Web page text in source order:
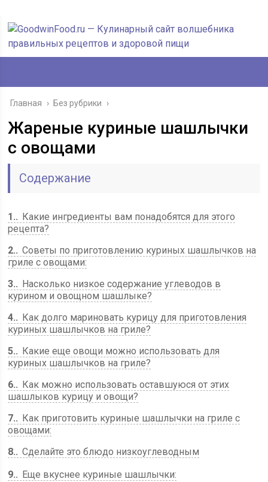
Главная › Без рубрики ›
Жареные куриные шашлычки
с овощами
Содержание
1.
Какие ингредиенты вам понадобятся для этого
рецепта?
2.
Советы по приготовлению куриных шашлычков на
гриле с овощами:
3.
Насколько низкое содержание углеводов в
курином и овощном шашлыке?
4.
Как долго мариновать курицу для приготовления
куриных шашлычков на гриле?
5.
Какие еще овощи можно использовать для
куриных шашлычков на гриле?
6.
Как можно использовать оставшуюся от этих
шашлыков курицу и овощи?
7.
Как приготовить куриные шашлычки на гриле с
овощами:
8.
Сделайте это блюдо низкоуглеводным
9.
Еще вкуснее куриные шашлычки: